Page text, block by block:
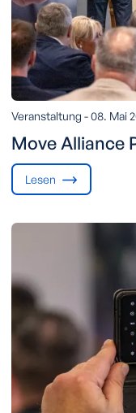
Veranstaltung -08. Mai
Move Alliance
Lesen